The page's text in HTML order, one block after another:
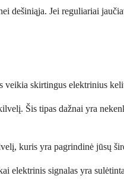
dešiniąja. Jei reguliariai
skirtingus elektrinius
Šis tipas dažnai yra
kuris yra pagrindinė jūsų
elektrinis signalas yra